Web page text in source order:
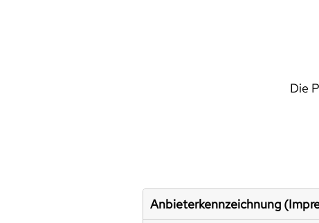
Die
Anbieterkennzeichnung